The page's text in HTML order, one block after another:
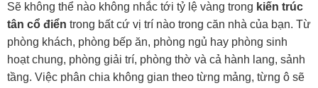
Sẽ không thể nào không nhắc tới tỷ lệ vàng trong kiến trúc
tân cổ điển trong bất cứ vị trí nào trong căn nhà của bạn. Từ
phòng khách, phòng bếp ăn, phòng ngủ hay phòng sinh
hoạt chung, phòng giải trí, phòng thờ và cả hành lang, sảnh
tầng. Việc phân chia không gian theo từng mảng, từng ô sẽ